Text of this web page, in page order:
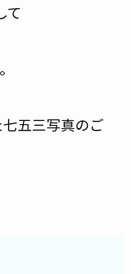
て
五三写真のご